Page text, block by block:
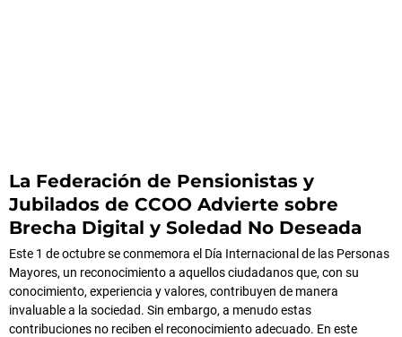
La Federación de Pensionistas y
Jubilados de CCOO Advierte sobre
Brecha Digital y Soledad No Deseada
Este 1 de octubre se conmemora el Día Internacional de las Personas
Mayores, un reconocimiento a aquellos ciudadanos que, con su
conocimiento, experiencia y valores, contribuyen de manera
invaluable a la sociedad. Sin embargo, a menudo estas
contribuciones no reciben el reconocimiento adecuado. En este